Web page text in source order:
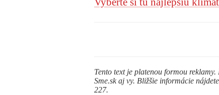
Tento text je platenou formou
Sme.sk aj vy. Bližšie informácie nájdete
227.